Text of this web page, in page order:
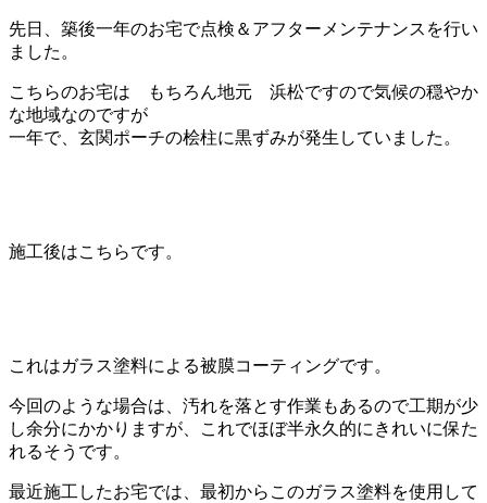
先日、築後一年のお宅で点検＆アフターメンテナンスを行い
ました。
こちらのお宅は もちろん地元 浜松ですので気候の穏やか
な地域なのですが
一年で、玄関ポーチの桧柱に黒ずみが発生していました。
施工後はこちらです。
これはガラス塗料による被膜コーティングです。
今回のような場合は、汚れを落とす作業もあるので工期が少
し余分にかかりますが、これでほぼ半永久的にきれいに保た
れるそうです。
最近施工したお宅では、最初からこのガラス塗料を使用して